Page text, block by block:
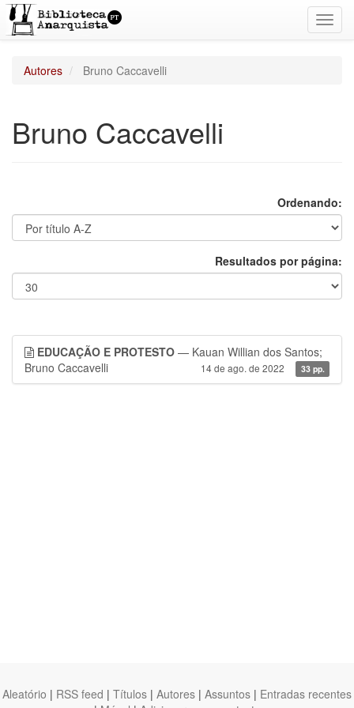
Autores Bruno Caccavelli
Bruno Caccavelli
Ordenando:
Resultados por página:
EDUCAÇÃO E PROTESTO — Kauan Willian dos Santos;
Bruno Caccavelli
14 de ago. de 2022 33 pp.
Aleatório | RSS feed | Títulos | Autores | Assuntos | Entradas recentes